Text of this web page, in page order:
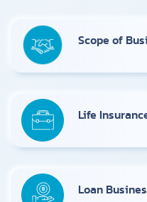
Scope of
Life
Loan